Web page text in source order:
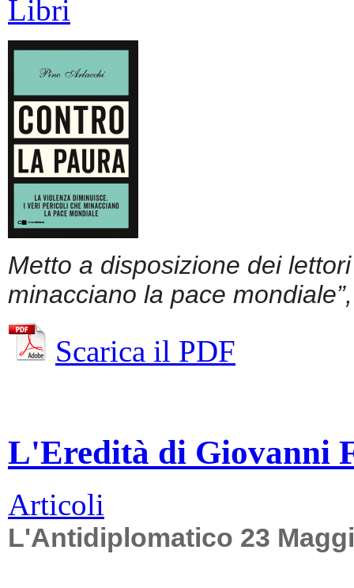
Libri
Metto a disposizione dei
minacciano la pace
Scarica il PDF
L'Eredità di Giovanni
Articoli
L'Antidiplomatico 23